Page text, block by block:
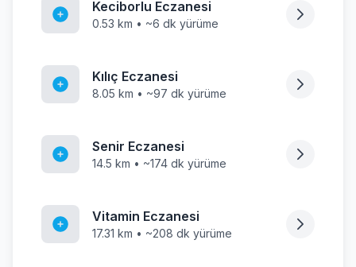
Keciborlu Eczanesi
0.53 km • ~6 dk yürüme
Kılıç Eczanesi
8.05 km • ~97 dk yürüme
Senir Eczanesi
14.5 km • ~174 dk yürüme
Vitamin Eczanesi
17.31 km • ~208 dk yürüme